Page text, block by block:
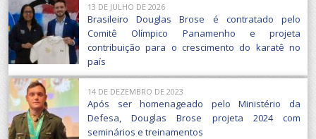
13 DE JULHO DE 2026
Brasileiro Douglas Brose é contratado pelo
Comitê Olímpico Panamenho e projeta
contribuição para o crescimento do karatê no
país
14 DE DEZEMBRO DE 2023
Após ser homenageado pelo Ministério da
Defesa, Douglas Brose projeta 2024 com
seminários e treinamentos